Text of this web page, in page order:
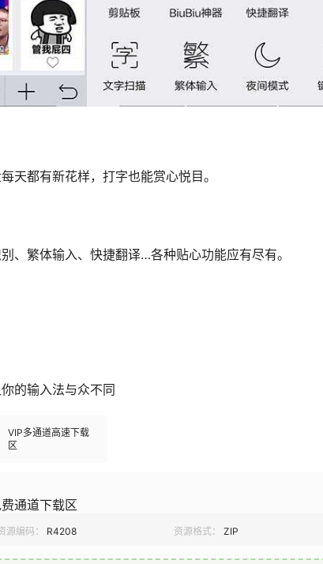
天都有新花样，打字也能赏心悦目。
、繁体输入、快捷翻译…各种贴心功能应有尽有。
的输入法与众不同
VIP多通道高速下载
区
通道下载区
源编码： R4208 资源格式： ZIP